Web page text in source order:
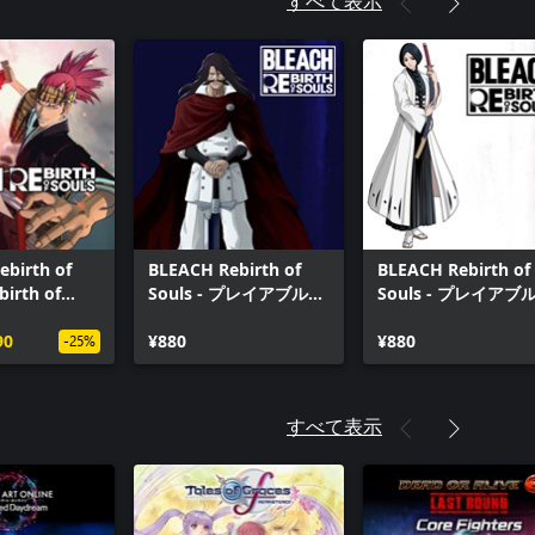
of
of
-25%
BLEACH Rebirth of
Souls - プレイアブルキ
ッハ」
¥880
BLEACH Rebirth of
Souls - プレイアブ
烈」
¥880
すべて表示